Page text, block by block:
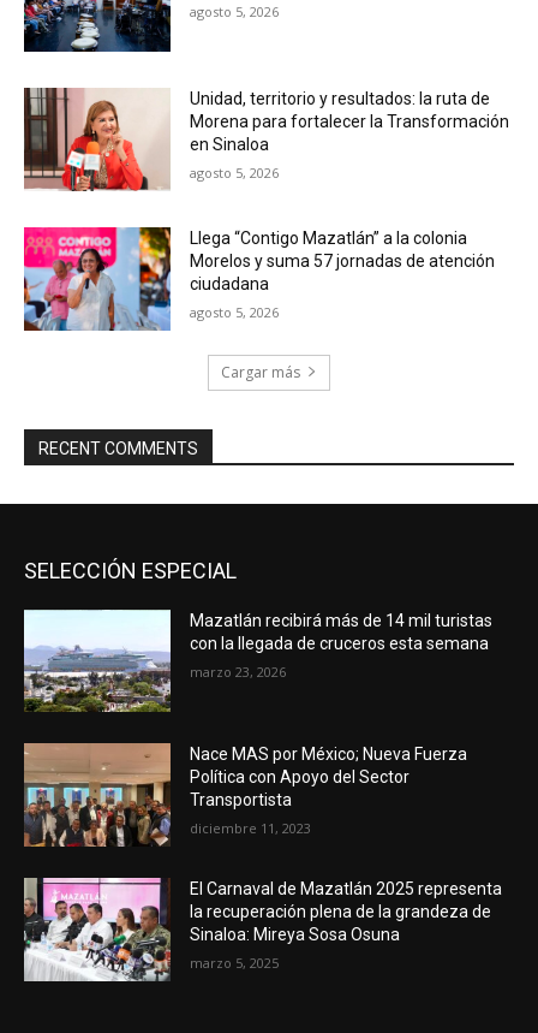
agosto 5, 2026
Unidad, territorio y resultados: la ruta de
Morena para fortalecer la Transformación
en Sinaloa
agosto 5, 2026
Llega “Contigo Mazatlán” a la colonia
Morelos y suma 57 jornadas de atención
ciudadana
agosto 5, 2026
Cargar más
RECENT COMMENTS
SELECCIÓN ESPECIAL
Mazatlán recibirá más de 14 mil turistas
con la llegada de cruceros esta semana
marzo 23, 2026
Nace MAS por México; Nueva Fuerza
Política con Apoyo del Sector
Transportista
diciembre 11, 2023
El Carnaval de Mazatlán 2025 representa
la recuperación plena de la grandeza de
Sinaloa: Mireya Sosa Osuna
marzo 5, 2025